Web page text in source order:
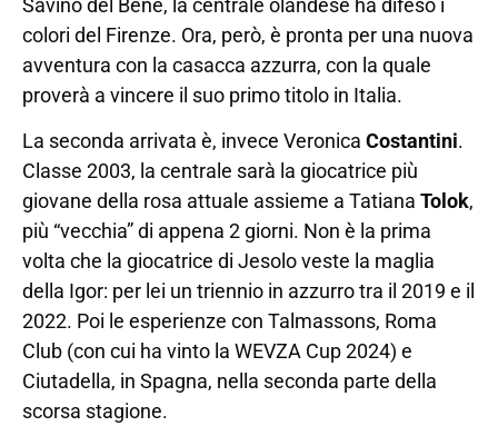
colori del Firenze. Ora, però, è pronta per una nuova
avventura con la casacca azzurra, con la quale
proverà a vincere il suo primo titolo in Italia.
La seconda arrivata è, invece Veronica Costantini.
Classe 2003, la centrale sarà la giocatrice più
giovane della rosa attuale assieme a Tatiana Tolok,
più “vecchia” di appena 2 giorni. Non è la prima
volta che la giocatrice di Jesolo veste la maglia
della Igor: per lei un triennio in azzurro tra il 2019 e il
2022. Poi le esperienze con Talmassons, Roma
Club (con cui ha vinto la WEVZA Cup 2024) e
Ciutadella, in Spagna, nella seconda parte della
scorsa stagione.